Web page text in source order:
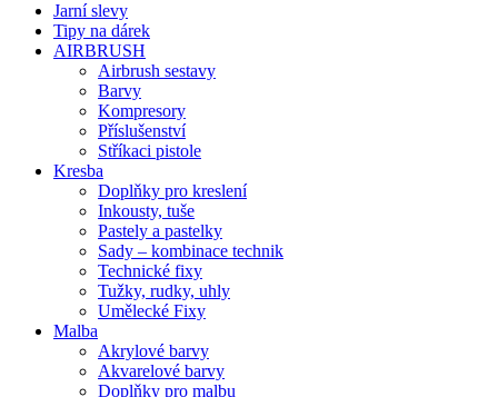
Jarní slevy
Tipy na dárek
AIRBRUSH
Airbrush sestavy
Barvy
Kompresory
Příslušenství
Stříkaci pistole
Kresba
Doplňky pro kreslení
Inkousty, tuše
Pastely a pastelky
Sady – kombinace technik
Technické fixy
Tužky, rudky, uhly
Umělecké Fixy
Malba
Akrylové barvy
Akvarelové barvy
Doplňky pro malbu